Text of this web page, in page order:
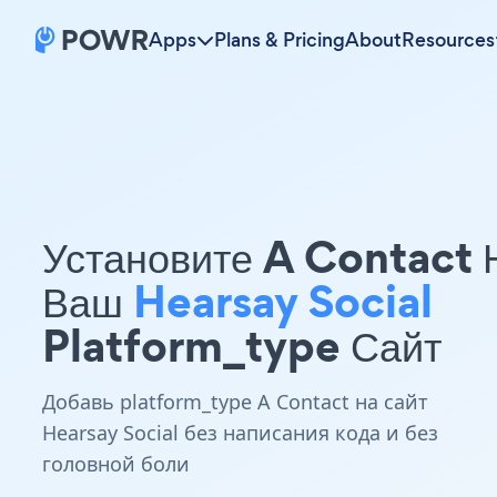
Apps Plans & PricingAboutResources
Установите A Contact
Ваш Hearsay Social
Platform_type Сайт
Добавь platform_type A Contact на сайт
Hearsay Social без написания кода и без
головной боли